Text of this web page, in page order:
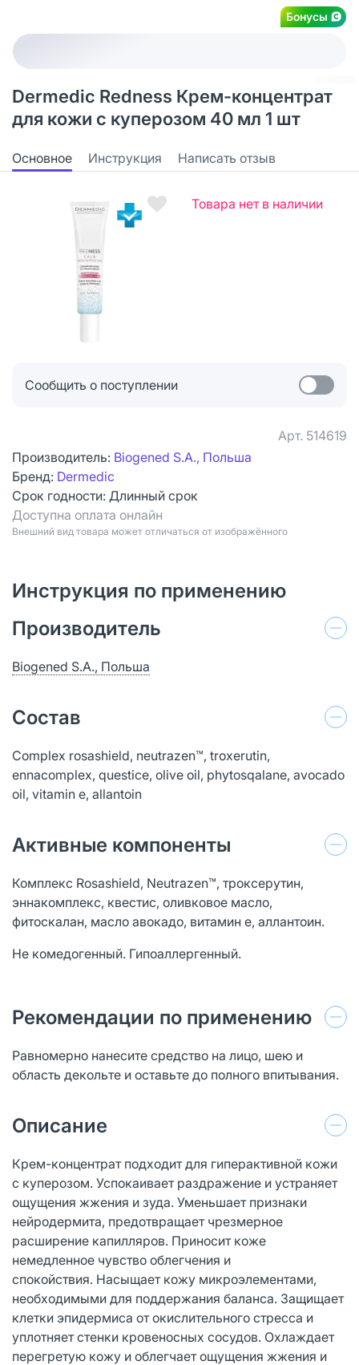
Бонусы
Dermedic Redness Крем-концентрат
для кожи с куперозом 40 мл 1 шт
Основное Инструкция Написать отзыв
Товара нет в наличии
Сообщить о поступлении
Арт. 514619
Производитель: Biogened S.A., Польша
Бренд: Dermedic
Срок годности: Длинный срок
Доступна оплата онлайн
Bнешний вид товара может отличаться от изображённого
Инструкция по применению
Производитель
Biogened S.A., Польша
Состав
Сomplex rosashield, neutrazen™, troxerutin,
ennacomplex, questice, olive oil, phytosqalane, avocado
oil, vitamin e, allantoin
Активные компоненты
Комплекс Rosashield, Neutrazen™, троксерутин,
эннакомплекс, квестис, оливковое масло,
фитоскалан, масло авокадо, витамин е, аллантоин.
Не комедогенный. Гипоаллергенный.
Рекомендации по применению
Равномерно нанесите средство на лицо, шею и
область декольте и оставьте до полного впитывания.
Описание
Крем-концентрат подходит для гиперактивной кожи
с куперозом. Успокаивает раздражение и устраняет
ощущения жжения и зуда. Уменьшает признаки
нейродермита, предотвращает чрезмерное
расширение капилляров. Приносит коже
немедленное чувство облегчения и
спокойствия. Насыщает кожу микроэлементами,
необходимыми для поддержания баланса. Защищает
клетки эпидермиса от окислительного стресса и
уплотняет стенки кровеносных сосудов. Охлаждает
перегретую кожу и облегчает ощущения жжения и